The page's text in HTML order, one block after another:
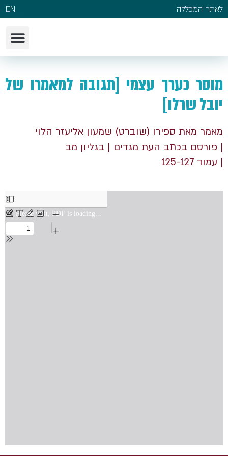
לאתר המכללה EN
מוסר כערך עצמי [תגובה למאמרו של
יובל שרלו]
מאמר מאת ספירו (שוברט) שמעון אליעזר הלוי
| פורסם בכתב העת מגדים | בגליון מב
| עמוד 125-127